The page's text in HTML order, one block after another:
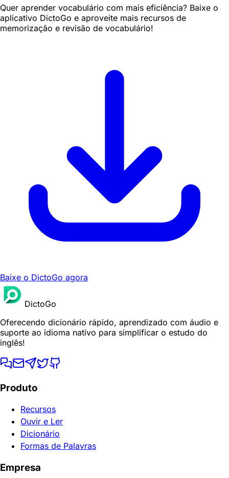
Quer aprender vocabulário com mais eficiência? Baixe o
aplicativo DictoGo e aproveite mais recursos de
memorização e revisão de vocabulário!
Baixe o DictoGo agora
DictoGo
Oferecendo dicionário rápido, aprendizado com áudio e
suporte ao idioma nativo para simplificar o estudo do
inglês!
Produto
Recursos
Ouvir e Ler
Dicionário
Formas de Palavras
Empresa